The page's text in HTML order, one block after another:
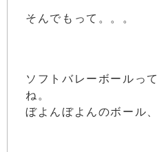
そんでもって。。。
ソフトバレーボールっ
ね。
ぼよんぼよんのボール